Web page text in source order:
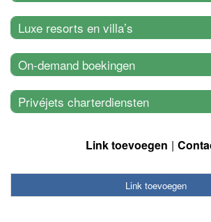
Luxe resorts en villa’s
On-demand boekingen
Privéjets charterdiensten
Link toevoegen
Link toevoegen